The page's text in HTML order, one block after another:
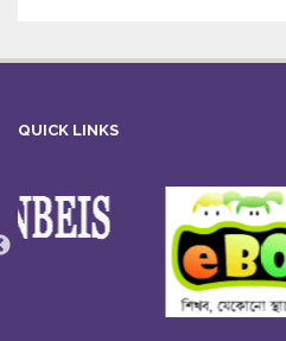
QUICK LINKS